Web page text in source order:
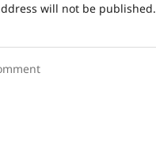
will not be published.